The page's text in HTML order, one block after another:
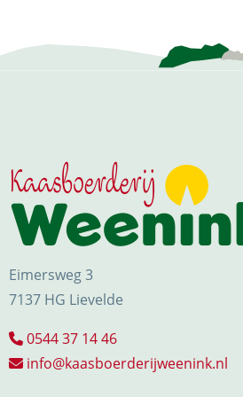
Eimersweg 3
7137 HG Lievelde
0544 37 14 46
info@kaasboerderijweenink.nl